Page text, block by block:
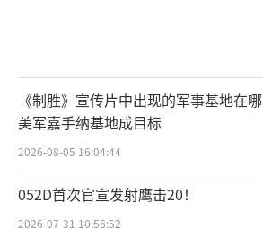
《制胜》宣传片中出现的军事基地在哪
美军嘉手纳基地成目标
2026-08-05 16:04:44
052D首次官宣发射鹰击20！
2026-07-31 10:56:52